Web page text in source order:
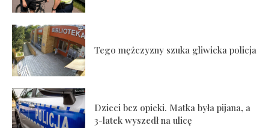
Tego mężczyzny szuka gliwicka policja
Dzieci bez opieki. Matka była pijana, a
3-latek wyszedł na ulicę